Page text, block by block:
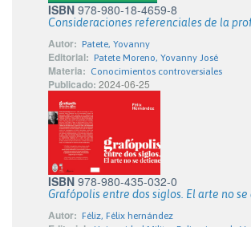
ISBN 978-980-18-4659-8
Consideraciones referenciales de la
Autor: Patete, Yovanny
Editorial: Patete Moreno, Yovanny José
Materia: Conocimientos controversiales
Publicado: 2024-06-25
ISBN 978-980-435-032-0
Grafópolis entre dos siglos. El arte no
Autor: Féliz, Félix hernández